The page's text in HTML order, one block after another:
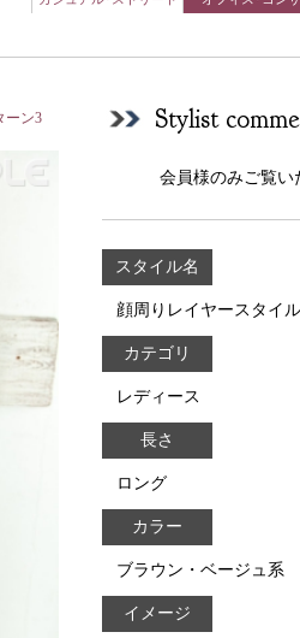
ーン3 Stylist
会員様のみご覧い
スタイル名
顔周りレイヤースタイル
カテゴリ
レディース
長さ
ロング
カラー
ブラウン・ベージュ系
イメージ